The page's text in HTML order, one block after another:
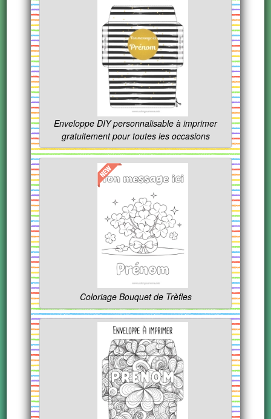
Enveloppe DIY personnalisable à imprimer
gratuitement pour toutes les occasions
Coloriage Bouquet de Trèfles